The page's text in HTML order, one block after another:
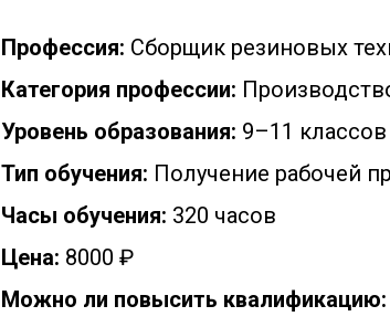
Профессия: Сборщик резиновых
Категория профессии:
Уровень образования: 9–11 классов
Тип обучения: Получение рабочей
Часы обучения: 320 часов
Цена: 8000 ₽
Можно ли повысить квалификацию: